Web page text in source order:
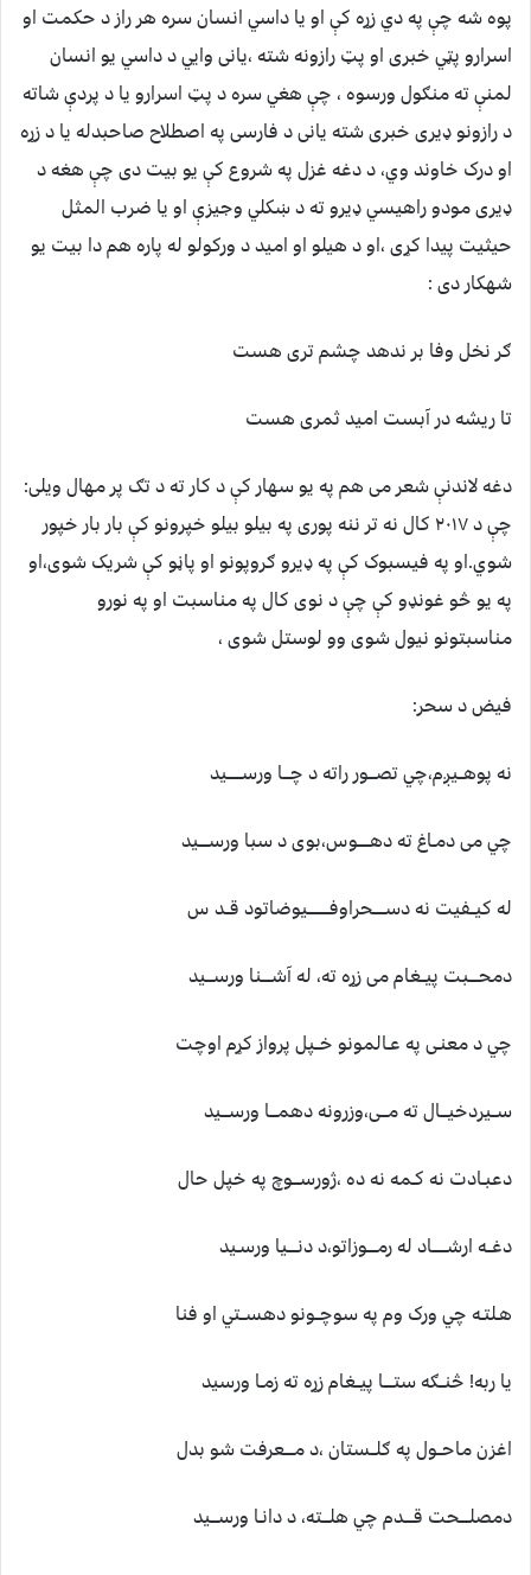
پوه شه چې په دي زړه کې او یا داسي انسان سره هر راز د حکمت او
اسرارو پټي خبری او پټ رازونه شته ،یانی وایي د داسي یو انسان
لمنې ته منګول ورسوه ، چې هغي سره د پټ اسرارو یا د پردې شاته
د رازونو ډیری خبری شته یانی د فارسی په اصطلاح صاحبدله یا د زړه
او درک خاوند وي، د دغه غزل په شروع کې یو بیت دی چې هغه د
ډیری مودو راهیسي ډیرو ته د ښکلي وجیزې او یا ضرب المثل
حیثیت پیدا کړی ،او د هیلو او امید د ورکولو له پاره هم دا بیت یو
شهکار دی :
ګر نخل وفا بر ندهد چشم تری هست
تا ریشه در آبست امید ثمری هست
دغه لاندنې شعر می هم په یو سهار کې د کار ته د تګ پر مهال ویلی:
چې د ۲۰۱۷ کال نه تر ننه پوری په بیلو بیلو خپرونو کې بار بار خپور
شوي.او په فیسبوک کې په ډيرو ګروپونو او پاڼو کې شریک شوی،او
په یو څو غونډو کې چې د نوی کال په مناسبت او په نورو
مناسبتونو نیول شوی وو لوستل شوی ،
فیض د سحر:
نه پوهــیږم،چي تصـــور راته د چـــا ورســــــید
چي می دمـاغ ته دهـــــوس،بوی د سبا ورســــید
له کیــفیت نه دســـــحراوفـــــــــیوضاتود قــد س
دمحــــبت پیــغام می زړه ته، له آشــــنا ورســـید
چي د معنـی په عـالمونو خــپل پرواز کړم اوچت
ســیردخیـــال ته مـــی،وزرونه دهمـــا ورســـید
دعبـادت نه کـمه نه ده ،ژورســـوچ په خپل حال
دغــه ارشــــــاد له رمــــوزاتو،د دنــــیا ورسـید
هـلتـه چي ورک وم په سوچــونو دهســتي او فنا
یا ربه! څنــګه ستــــا پیــغام زړه ته زمـا ورسید
اغزن ماحــول په ګلــستان ،د مــــعرفت شو بدل
دمصلــــحت قــــدم چي هلـــته، د دانـا ورســـید